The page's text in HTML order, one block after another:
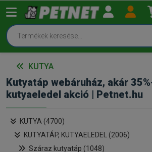
KUTYA
Kutyatáp webáruház, akár
kutyaeledel akció | Petnet.hu
KUTYA (4700)
KUTYATÁP, KUTYAELEDEL (2006)
Száraz kutyatáp (1048)